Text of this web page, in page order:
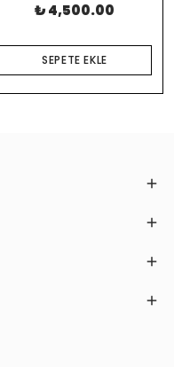
₺ 4,500.00
SEPETE EKLE